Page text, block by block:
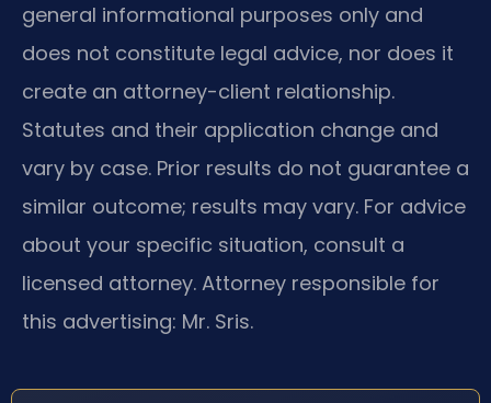
general informational purposes only and
does not constitute legal advice, nor does it
create an attorney-client relationship.
Statutes and their application change and
vary by case. Prior results do not guarantee a
similar outcome; results may vary. For advice
about your specific situation, consult a
licensed attorney. Attorney responsible for
this advertising: Mr. Sris.